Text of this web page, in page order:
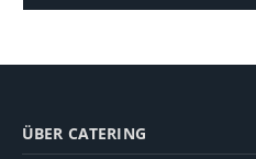
ÜBER CATERING